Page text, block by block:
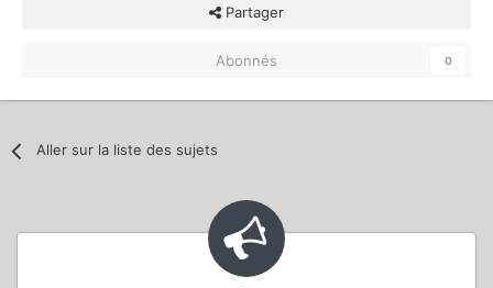
Partager
Abonnés 0
Aller sur la liste des sujets